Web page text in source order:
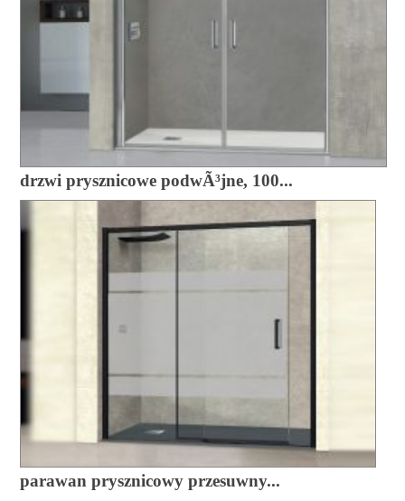
drzwi prysznicowe podwÃ³jne, 100...
parawan prysznicowy przesuwny...